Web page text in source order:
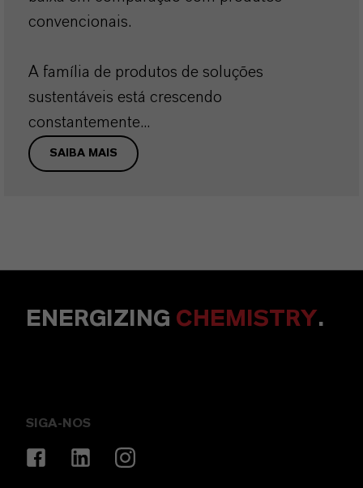
convencionais.
A família de produtos de soluções
sustentáveis está crescendo
constantemente...
SAIBA MAIS
ENERGIZING CHEMISTRY.
SIGA-NOS